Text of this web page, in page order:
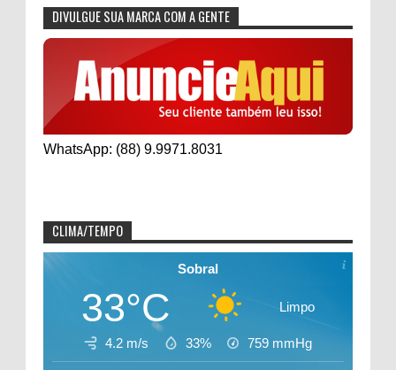
DIVULGUE SUA MARCA COM A GENTE
WhatsApp: (88) 9.9971.8031
CLIMA/TEMPO
Sobral
33°C Limpo
4.2 m/s 33% 759 mmHg